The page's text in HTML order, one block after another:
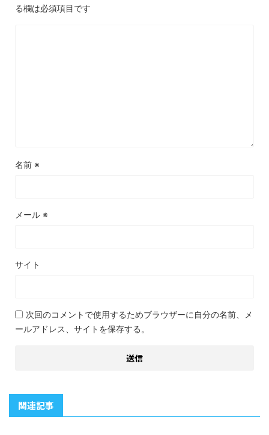
る欄は必須項目です
名前 ※
メール ※
サイト
次回のコメントで使用するためブラウザーに自分の名前、メ
ールアドレス、サイトを保存する。
関連記事